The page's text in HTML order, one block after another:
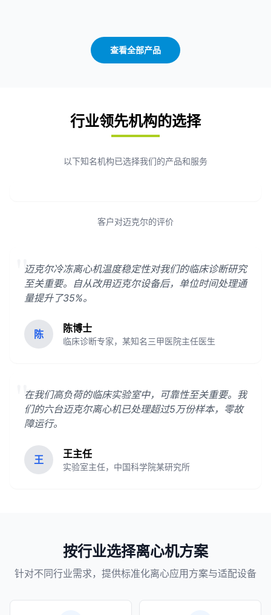
查看全部产品
行业领先机构的选择
以下知名机构已选择我们的产品和服务
客户对迈克尔的评价
"
迈克尔冷冻离心机温度稳定性对我们的临床诊断研究
至关重要。自从改用迈克尔设备后，单位时间处理通
量提升了35%。
陈 陈博士
临床诊断专家，某知名三甲医院主任医生
"
在我们高负荷的临床实验室中，可靠性至关重要。我
们的六台迈克尔离心机已处理超过5万份样本，零故
障运行。
王 王主任
实验室主任，中国科学院某研究所
按行业选择离心机方案
针对不同行业需求，提供标准化离心应用方案与适配设备